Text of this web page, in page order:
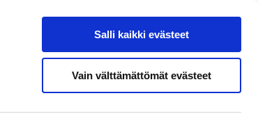
Salli kaikki evästeet
Vain välttämättömät evästeet
Search from site